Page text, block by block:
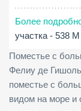
Более
участка - 538 M
Поместье с
Фелиу де
поместье с
видом на море и